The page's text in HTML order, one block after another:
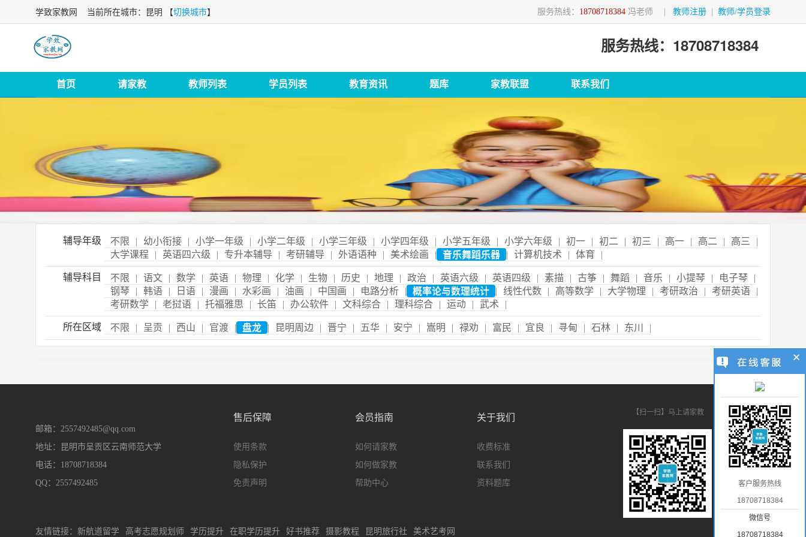
服务热线： 18708718384 冯老师 教师注册 教师/学员登录
学致家教网 当前所在城市：昆明 【切换城市】
服务热线：18708718384
首页 请家教 教师列表 学员列表 教育资讯 题库 家教联盟 联系我们
辅导年级 不限 | 幼小衔接 | 小学一年级 | 小学二年级 | 小学三年级 | 小学四年级 | 小学五年级 | 小学六年级 | 初一 | 初二 | 初三 | 高一 | 高二 | 高三
|
大学课程
| 英语四六级 | 专升本辅导 | 考研辅导 | 外语语种 | 美术绘画 | 音乐舞蹈乐器 | 计算机技术 | 体育 |
辅导科目 不限 | 语文 | 数学 | 英语 | 物理 | 化学 | 生物 | 历史 | 地理 | 政治 | 英语六级 | 英语四级 | 素描 | 古筝 | 舞蹈 | 音乐 | 小提琴 | 电子琴
|
钢琴
| 韩语 | 日语 | 漫画 | 水彩画 | 油画 | 中国画 | 电路分析 | 概率论与数理统计 | 线性代数 | 高等数学 | 大学物理 | 考研政治 | 考研英语
|
考研数学
| 老挝语 | 托福雅思 | 长笛 | 办公软件 | 文科综合 | 理科综合 | 运动 | 武术 |
所在区域 不限 | 呈贡 | 西山 | 官渡 | 盘龙 | 昆明周边 | 晋宁 | 五华 | 安宁 | 嵩明 | 禄劝 | 富民 | 宜良 | 寻甸 | 石林 | 东川 |
邮箱：2557492485@qq.com
地址：昆明市呈贡区云南师范大学
电话：18708718384
QQ：2557492485
售后保障
使用条款
隐私保护
免责声明
会员指南
如何请家教
如何做家教
帮助中心
关于我们
收费标准
联系我们
资料题库
【扫一扫】马上请家教
友情链接： 新航道留学 高考志愿规划师 学历提升 在职学历提升 好书推荐 摄影教程 昆明旅行社 美术艺考网
客户服务热线
18708718384
微信号
18708718384